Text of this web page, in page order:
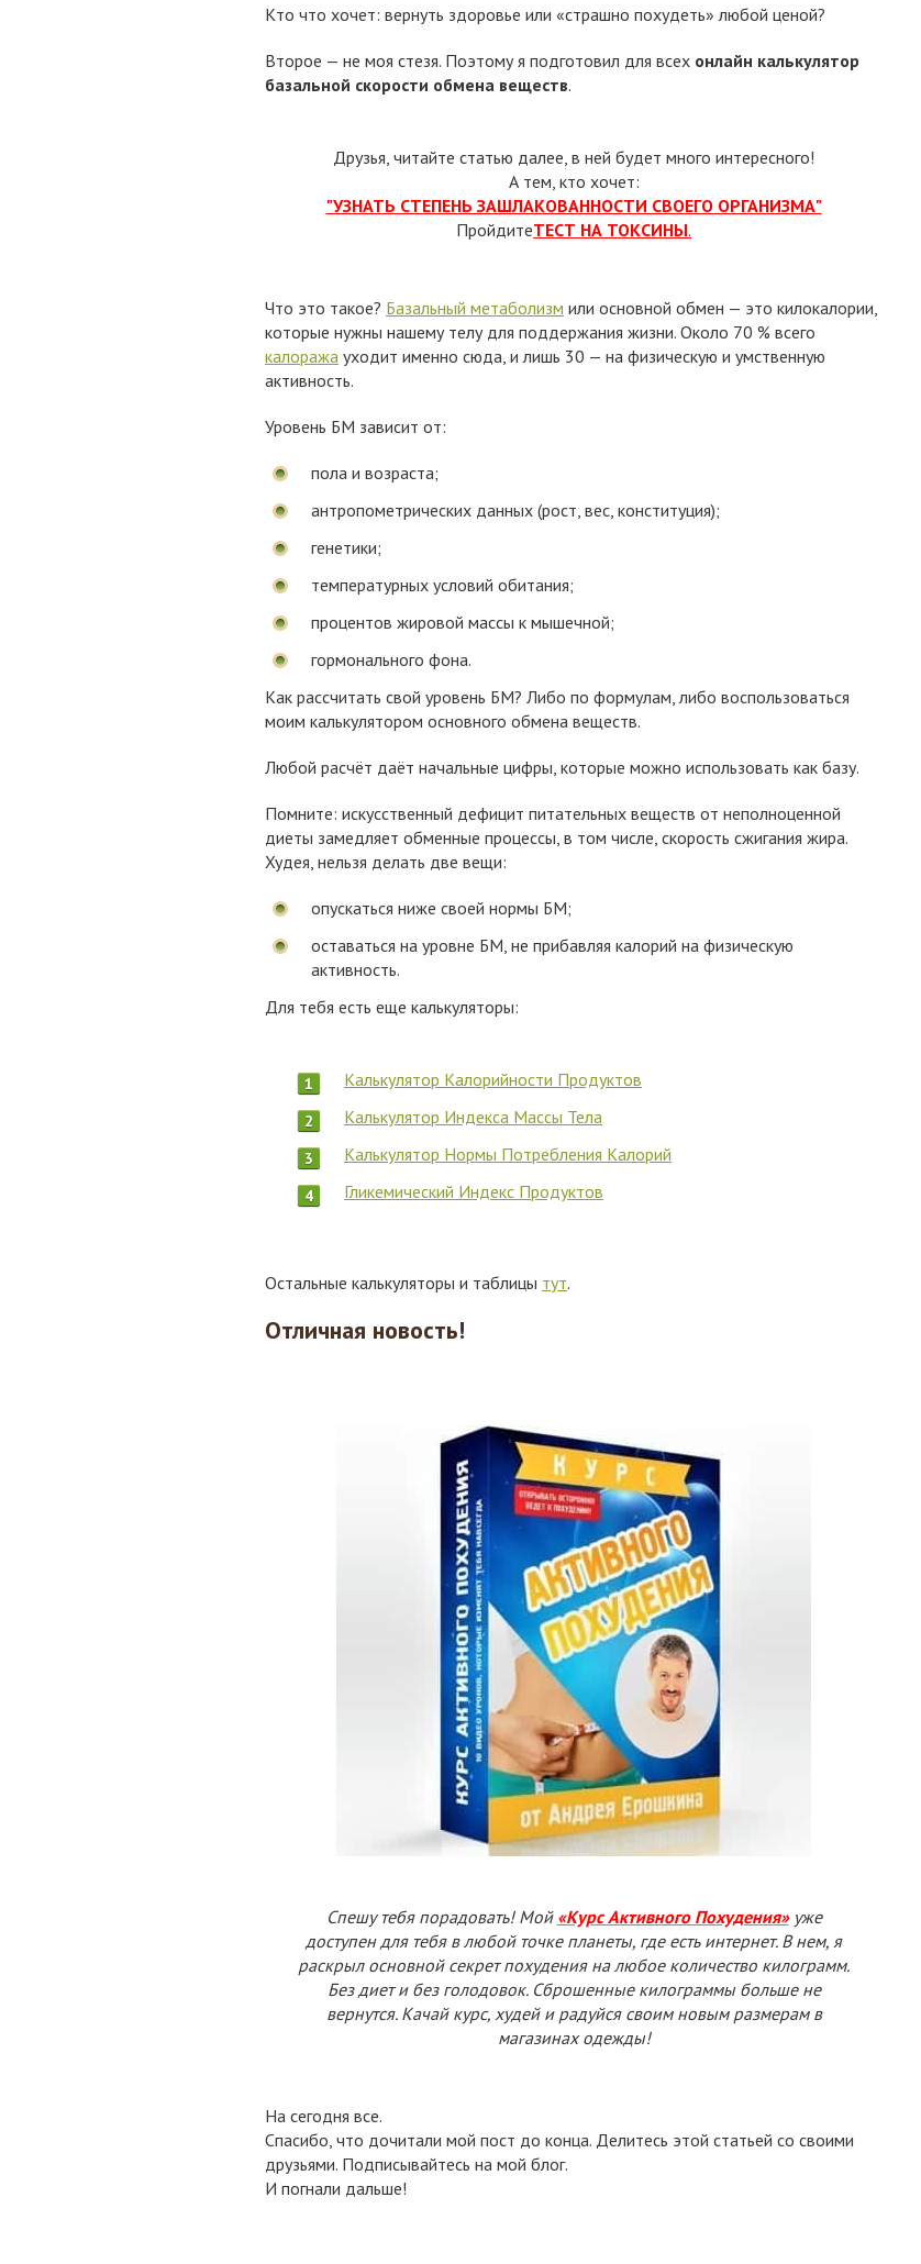
Кто что хочет: вернуть здоровье или «страшно похудеть» любой ценой?
Второе — не моя стезя. Поэтому я подготовил для всех онлайн калькулятор
базальной скорости обмена веществ.
Друзья, читайте статью далее, в ней будет много интересного!
А тем, кто хочет:
"УЗНАТЬ СТЕПЕНЬ ЗАШЛАКОВАННОСТИ СВОЕГО ОРГАНИЗМА"
ПройдитеТЕСТ НА ТОКСИНЫ.
Что это такое? Базальный метаболизм или основной обмен — это килокалории,
которые нужны нашему телу для поддержания жизни. Около 70 % всего
калоража уходит именно сюда, и лишь 30 — на физическую и умственную
активность.
Уровень БМ зависит от:
пола и возраста;
антропометрических данных (рост, вес, конституция);
генетики;
температурных условий обитания;
процентов жировой массы к мышечной;
гормонального фона.
Как рассчитать свой уровень БМ? Либо по формулам, либо воспользоваться
моим калькулятором основного обмена веществ.
Любой расчёт даёт начальные цифры, которые можно использовать как базу.
Помните: искусственный дефицит питательных веществ от неполноценной
диеты замедляет обменные процессы, в том числе, скорость сжигания жира.
Худея, нельзя делать две вещи:
опускаться ниже своей нормы БМ;
оставаться на уровне БМ, не прибавляя калорий на физическую
активность.
Для тебя есть еще калькуляторы:
Калькулятор Калорийности Продуктов
Калькулятор Индекса Массы Тела
Калькулятор Нормы Потребления Калорий
Гликемический Индекс Продуктов
Остальные калькуляторы и таблицы тут.
Отличная новость!
Спешу тебя порадовать! Мой «Курс Активного Похудения» уже
доступен для тебя в любой точке планеты, где есть интернет. В нем, я
раскрыл основной секрет похудения на любое количество килограмм.
Без диет и без голодовок. Сброшенные килограммы больше не
вернутся. Качай курс, худей и радуйся своим новым размерам в
магазинах одежды!
На сегодня все.
Спасибо, что дочитали мой пост до конца. Делитесь этой статьей со своими
друзьями. Подписывайтесь на мой блог.
И погнали дальше!